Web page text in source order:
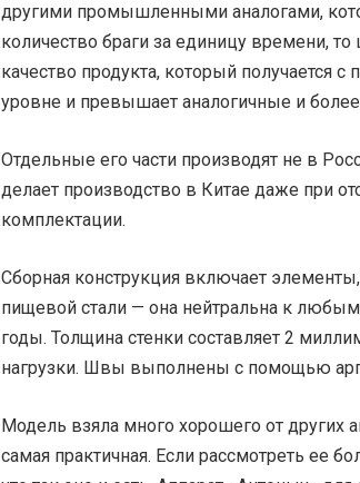
другими промышленными аналогами,
количество браги за единицу времени,
качество продукта, который получается
уровне и превышает аналогичные и
Отдельные его части производят не в
делает производство в Китае даже при
комплектации.
Сборная конструкция включает
пищевой стали — она нейтральна к
годы. Толщина стенки составляет 2
нагрузки. Швы выполнены с помощью
Модель взяла много хорошего от других
самая практичная. Если рассмотреть ее